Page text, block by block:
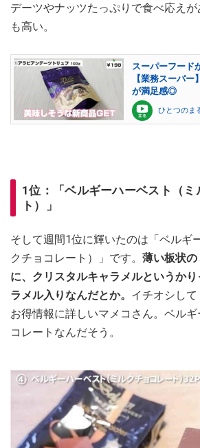
デーツやナッツたっぷりで食べ応え
も高い。
スーパーフード
【業務スーパ
が満足感◎
ひとつのま
1位：「ベルギーハーベスト（ミ
ト）」
そして週間1位に輝いたのは「ベルギ
クチョコレート）」です。 薄い板状
に、クリスタルキャラメルというか
ラメル入りなんだとか。 イチオシし
お得情報に詳しいマメコさん。ベル
コレートなんだそう。